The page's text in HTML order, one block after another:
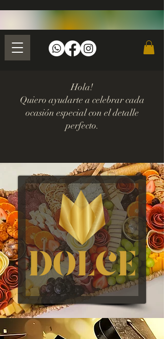
Hola!
Quiero ayudarte a celebrar cada
ocasión especial con el detalle
perfecto.